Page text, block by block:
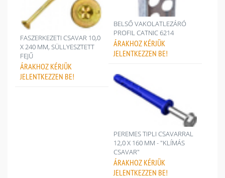
FASZERKEZETI CSAVAR 10,0
X 240 MM, SÜLLYESZTETT
FEJŰ
ÁRAKHOZ KÉRJÜK
JELENTKEZZEN BE!
BELSŐ VAKOLATLEZÁRÓ
PROFIL CATNIC 6214
ÁRAKHOZ KÉRJÜK
JELENTKEZZEN BE!
PEREMES TIPLI CSAVARRAL
12,0 X 160 MM - "KLÍMÁS
CSAVAR"
ÁRAKHOZ KÉRJÜK
JELENTKEZZEN BE!